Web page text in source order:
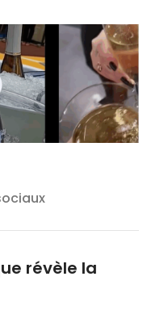
révèle la